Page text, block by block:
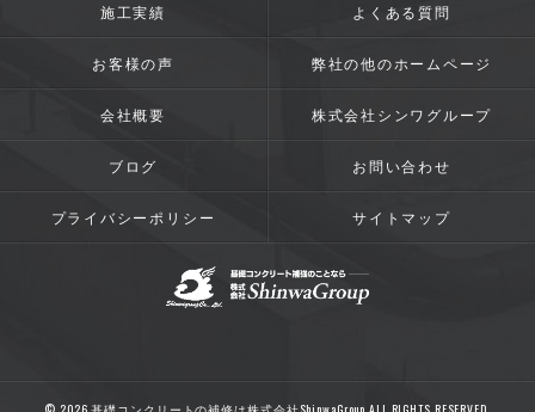
施工実績 よくある質問
お客様の声 弊社の他のホームページ
会社概要 株式会社シンワグループ
ブログ お問い合わせ
プライバシーポリシー サイトマップ